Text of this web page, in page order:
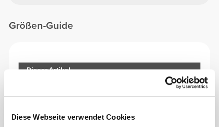
Diese Webseite verwendet Cookies
Größen-Guide
Dieser Artikel